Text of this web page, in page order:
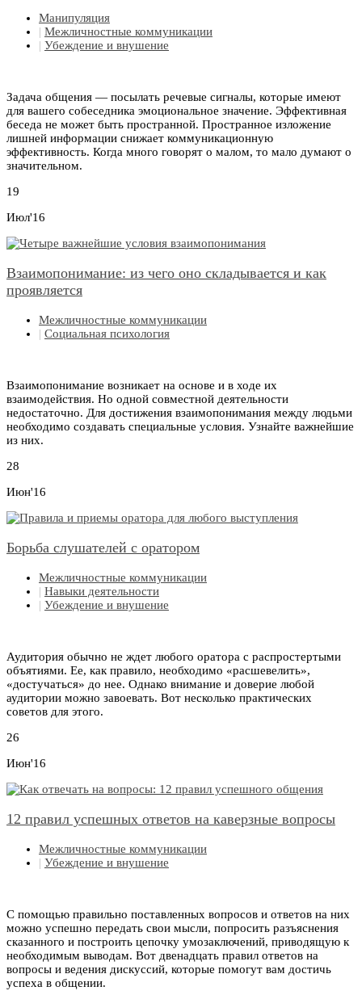
Манипуляция
| Межличностные коммуникации
| Убеждение и внушение
Задача общения — посылать речевые сигналы, которые имеют
для вашего собеседника эмоциональное значение. Эффективная
беседа не может быть пространной. Пространное изложение
лишней информации снижает коммуникационную
эффективность. Когда много говорят о малом, то мало думают о
значительном.
19
Июл'16
Взаимопонимание: из чего оно складывается и как
проявляется
Межличностные коммуникации
| Социальная психология
Взаимопонимание возникает на основе и в ходе их
взаимодействия. Но одной совместной деятельности
недостаточно. Для достижения взаимопонимания между людьми
необходимо создавать специальные условия. Узнайте важнейшие
из них.
28
Июн'16
Борьба слушателей с оратором
Межличностные коммуникации
| Навыки деятельности
| Убеждение и внушение
Аудитория обычно не ждет любого оратора с распростертыми
объятиями. Ее, как правило, необходимо «расшевелить»,
«достучаться» до нее. Однако внимание и доверие любой
аудитории можно завоевать. Вот несколько практических
советов для этого.
26
Июн'16
12 правил успешных ответов на каверзные вопросы
Межличностные коммуникации
| Убеждение и внушение
С помощью правильно поставленных вопросов и ответов на них
можно успешно передать свои мысли, попросить разъяснения
сказанного и построить цепочку умозаключений, приводящую к
необходимым выводам. Вот двенадцать правил ответов на
вопросы и ведения дискуссий, которые помогут вам достичь
успеха в общении.